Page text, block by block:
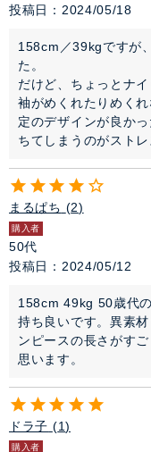
投稿日
2024/05/18
158cm／39kgですが
た。
だけど、ちょっとナ
袖がめくれたりめく
定のデザインが良か
ちてしまうのがストレ
まるぱち 2
購入者
50代
投稿日
2024/05/12
158cm 49kg 50歳代
持ち良いです。異素
ンピースの長さがす
思います。
ドラ子 1
購入者